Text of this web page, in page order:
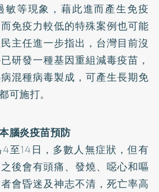
敏等現象，藉此進而產生免疫
免疫力較低的特殊案例也可能
主任進一步指出，台灣目前沒
研發一種基因重組減毒疫苗，
混種病毒製成，可產生長期免
可施打。
腦炎疫苗預防
至14日，多數人無症狀，但有
後會有頭痛、發燒、噁心和嘔
會昏迷及神志不清，死亡率高